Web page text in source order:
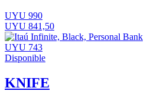
UYU 990
UYU 841,50
UYU 743
Disponible
KNIFE